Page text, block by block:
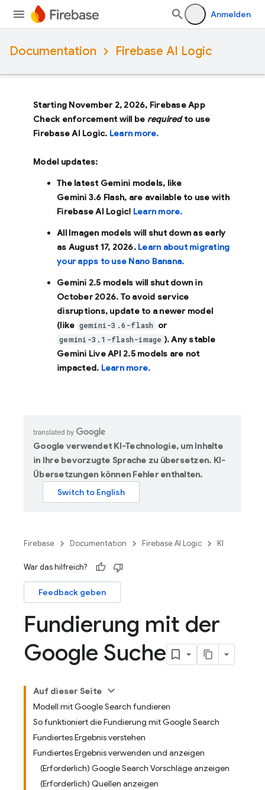
Anmelden
Documentation Firebase AI Logic
Starting November 2, 2026, Firebase App
Check enforcement will be requiredto use
Firebase AI Logic. Learn more.
Model updates:
The latest Gemini models, like
Gemini 3.6 Flash, are available to use with
Firebase AI Logic! Learn more.
All Imagen models will shut down as early
as August 17, 2026. Learn about migrating
your apps to use Nano Banana.
Gemini 2.5 models will shut down in
October 2026. To avoid service
disruptions, update to a newer model
(like gemini-3.6-flash or
gemini-3.1-flash-image ). Any stable
Gemini Live API 2.5 models are not
impacted. Learn more.
Google verwendet KI-Technologie, um Inhalte
in Ihre bevorzugte Sprache zu übersetzen. KI-
Übersetzungen können Fehler enthalten.
Firebase Documentation Firebase AI Logic KI
War das hilfreich?
Feedback geben
Fundierung mit der
Google Suche
Auf dieser Seite
Modell mit Google Search fundieren
So funktioniert die Fundierung mit Google Search
Fundiertes Ergebnis verstehen
Fundiertes Ergebnis verwenden und anzeigen
(Erforderlich) Google Search Vorschläge anzeigen
(Erforderlich) Quellen anzeigen